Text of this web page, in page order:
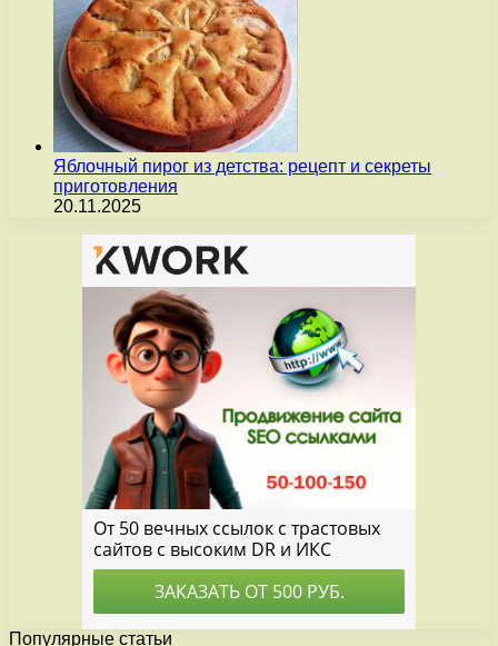
Яблочный пирог из детства: рецепт и секреты
приготовления
20.11.2025
Популярные статьи